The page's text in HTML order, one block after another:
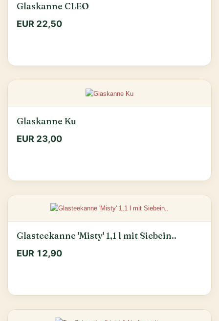
Glaskanne CLEO
EUR 22,50
Glaskanne Ku
EUR 23,00
Glasteekanne 'Misty' 1,1 l mit Siebein..
EUR 12,90